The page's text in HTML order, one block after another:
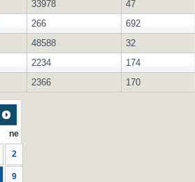
33978
47
266
692
48588
32
2234
174
2366 170
ne
2
9